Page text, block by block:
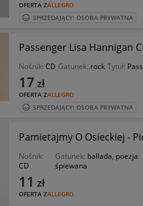
OFERTA ZALLEGRO
SPRZEDAJĄCY: OSOBA PRYWATNA
Passenger Lisa Hannigan
Nośnik: CD Gatunek: rock Tytuł:
OFERTA ZALLEGRO
17 zł
SPRZEDAJĄCY: OSOBA PRYWATNA
Pamietajmy O Osieckiej -
Nośnik:
CD
Gatunek: ballada, poezja
śpiewana
OFERTA ZALLEGRO
11 zł